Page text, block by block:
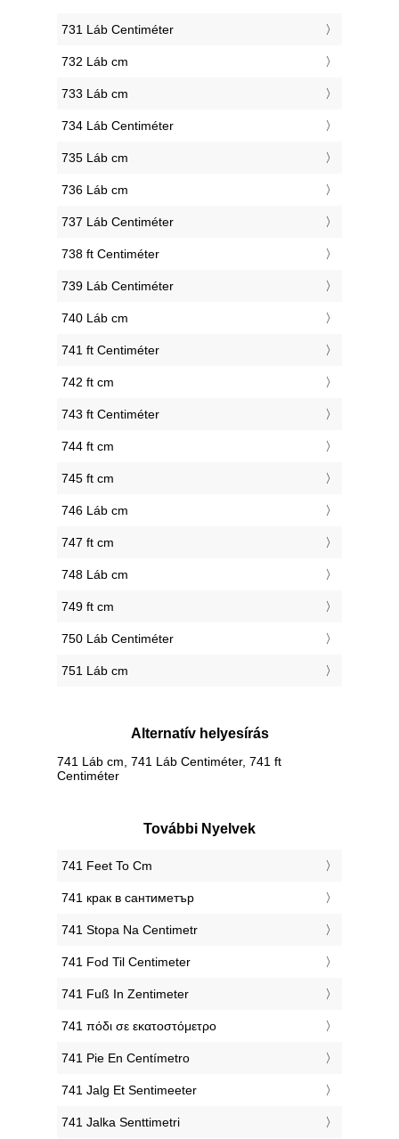
731 Láb Centiméter
732 Láb cm
733 Láb cm
734 Láb Centiméter
735 Láb cm
736 Láb cm
737 Láb Centiméter
738 ft Centiméter
739 Láb Centiméter
740 Láb cm
741 ft Centiméter
742 ft cm
743 ft Centiméter
744 ft cm
745 ft cm
746 Láb cm
747 ft cm
748 Láb cm
749 ft cm
750 Láb Centiméter
751 Láb cm
Alternatív helyesírás
741 Láb cm, 741 Láb Centiméter, 741 ft
Centiméter
További Nyelvek
‎741 Feet To Cm
‎741 крак в сантиметър
‎741 Stopa Na Centimetr
‎741 Fod Til Centimeter
‎741 Fuß In Zentimeter
‎741 πόδι σε εκατοστόμετρο
‎741 Pie En Centímetro
‎741 Jalg Et Sentimeeter
‎741 Jalka Senttimetri